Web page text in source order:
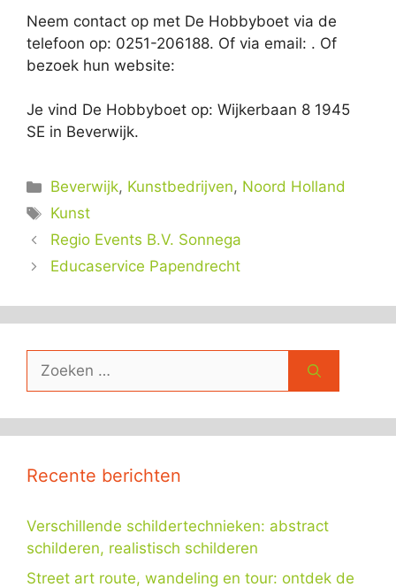
Neem contact op met De Hobbyboet via de
telefoon op: 0251-206188. Of via email: . Of
bezoek hun website:
Je vind De Hobbyboet op: Wijkerbaan 8 1945
SE in Beverwijk.
Categorieën
Beverwijk, Kunstbedrijven, Noord Holland
Tags
Kunst
Regio Events B.V. Sonnega
Educaservice Papendrecht
Zoek
Recente berichten
Verschillende schildertechnieken: abstract
schilderen, realistisch schilderen
Street art route, wandeling en tour: ontdek de